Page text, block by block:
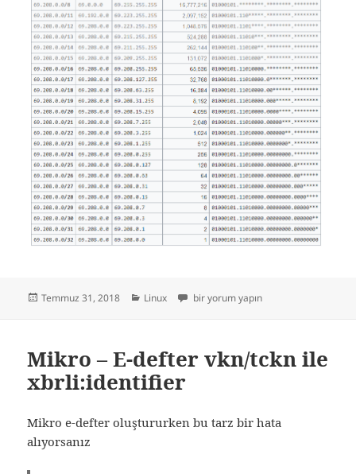
Yayın
Temmuz 31, 2018 Kategoriler
Linux İP – Block bazında ip listesi ve
bir yorum yapın
Mikro – E-defter vkn/tckn ile
xbrli:identifier
Mikro e-defter oluştururken bu tarz bir hata
alıyorsanız